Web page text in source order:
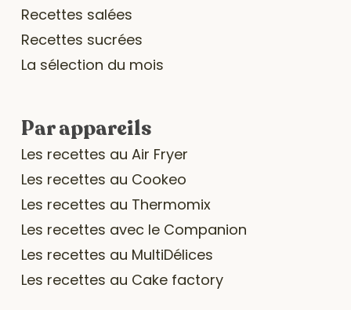
Recettes salées
Recettes sucrées
La sélection du mois
Par appareils
Les recettes au Air Fryer
Les recettes au Cookeo
Les recettes au Thermomix
Les recettes avec le Companion
Les recettes au MultiDélices
Les recettes au Cake factory